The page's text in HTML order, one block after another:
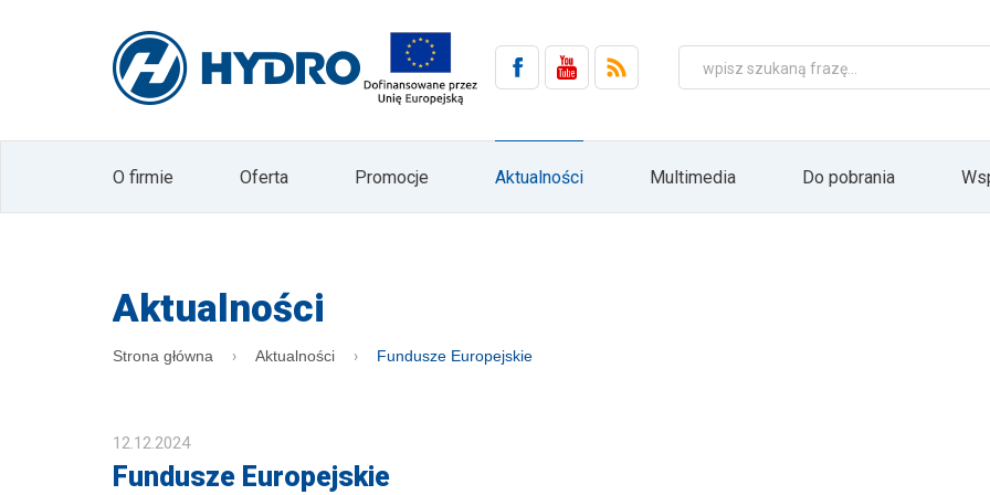
O firmie Oferta Promocje Aktualności Multimedia Do pobrania
Aktualności
Strona główna Aktualności Fundusze Europejskie
12.12.2024
Fundusze Europejskie
Administratorem Pani/Pana danych osobowych jest firma HYDRO ZNPHS Sp. z o.o. z siedzibą w Bielsku-Białej, ul.
osobowych w postaci adresu mailowego odbywa się w oparciu o Art. 6 ust. 1 lit. a) RODO wyłącznie w związku z
HYDRO. Dane nie będą przekazywane innym podmiotom, ani nie będą podlegać profilowaniu i zautomatyzowanemu
czasu wyrażenia sprzeciwu wobec ich przetwarzania lub wycofania zgody. Ponadto przysługuje Pani/Panu prawo
Prezesa Urzędu Ochrony Danych Osobowych. Podanie danych osobowych jest dobrowolne, lecz jest warunkiem
formie newslettera. W każdym momencie może Pani/Pan realizować swoje prawa poprzez przesłanie informacji do
Pani/Pan wycofać zgodę poprzez naciśnięcie przycisku "Rezygnacja" bezpośrednio z poziomu przesyłanych